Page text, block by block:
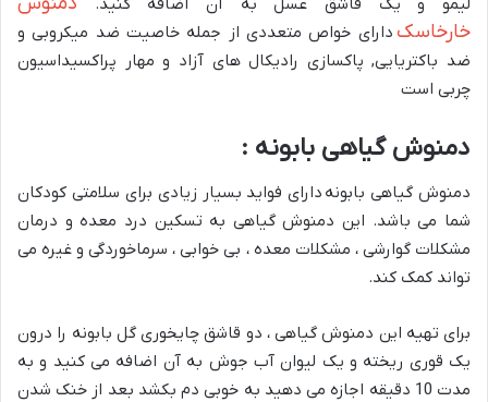
لیمو و یک قاشق عسل به آن اضافه کنید.
خارخاسک دارای خواص متعددی از جمله خاصیت ضد میکروبی و
ضد باکتریایی, پاکسازی رادیکال های آزاد و مهار پراکسیداسیون
چربی است
دمنوش گیاهی بابونه :
دمنوش گیاهی بابونه دارای فواید بسیار زیادی برای سلامتی کودکان
شما می باشد. این دمنوش گیاهی به تسکین درد معده و درمان
مشکلات گوارشی ، مشکلات معده ، بی خوابی ، سرماخوردگی و غیره می
تواند کمک کند.
برای تهیه این دمنوش گیاهی ، دو قاشق چایخوری گل بابونه را درون
یک قوری ریخته و یک لیوان آب جوش به آن اضافه می کنید و به
مدت 10 دقیقه اجازه می دهید به خوبی دم بکشد بعد از خنک شدن